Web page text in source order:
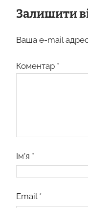
Залишити
Ваша e-mail
Коментар *
Ім’я *
Email *